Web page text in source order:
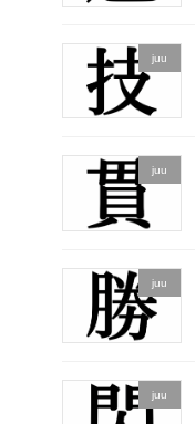
juu
juu
juu
juu